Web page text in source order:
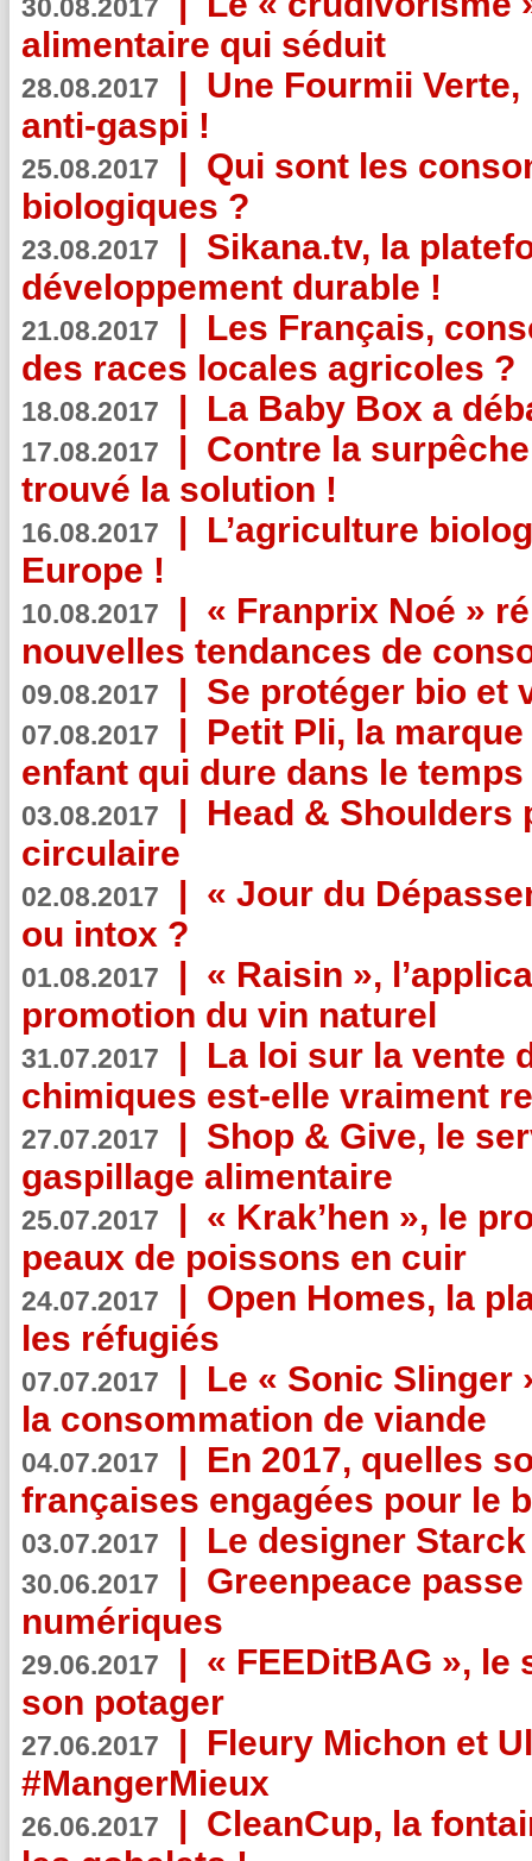
30.08.2017
alimentaire qui séduit
28.08.2017 | Une Fourmii
anti-gaspi !
25.08.2017 | Qui sont les
biologiques ?
23.08.2017 | Sikana.tv, la
développement durable !
21.08.2017 | Les Français,
des races locales agricoles ?
18.08.2017 | La Baby Box a
17.08.2017 | Contre la
trouvé la solution !
16.08.2017 | L’agriculture
Europe !
10.08.2017 | « Franprix Noé »
nouvelles tendances de
09.08.2017 | Se protéger bio et
07.08.2017 | Petit Pli, la
enfant qui dure dans le temps
03.08.2017 | Head & Shoulders
circulaire
02.08.2017 | « Jour du
ou intox ?
01.08.2017 | « Raisin »,
promotion du vin naturel
31.07.2017 | La loi sur la vente
chimiques est-elle vraiment
27.07.2017 | Shop & Give, le
gaspillage alimentaire
25.07.2017 | « Krak’hen », le
peaux de poissons en cuir
24.07.2017 | Open Homes, la
les réfugiés
07.07.2017 | Le « Sonic Slinger
la consommation de viande
04.07.2017 | En 2017, quelles
françaises engagées pour le
03.07.2017 | Le designer
30.06.2017 | Greenpeace
numériques
29.06.2017 | « FEEDitBAG », le
son potager
27.06.2017 | Fleury Michon et
#MangerMieux
26.06.2017 | CleanCup, la